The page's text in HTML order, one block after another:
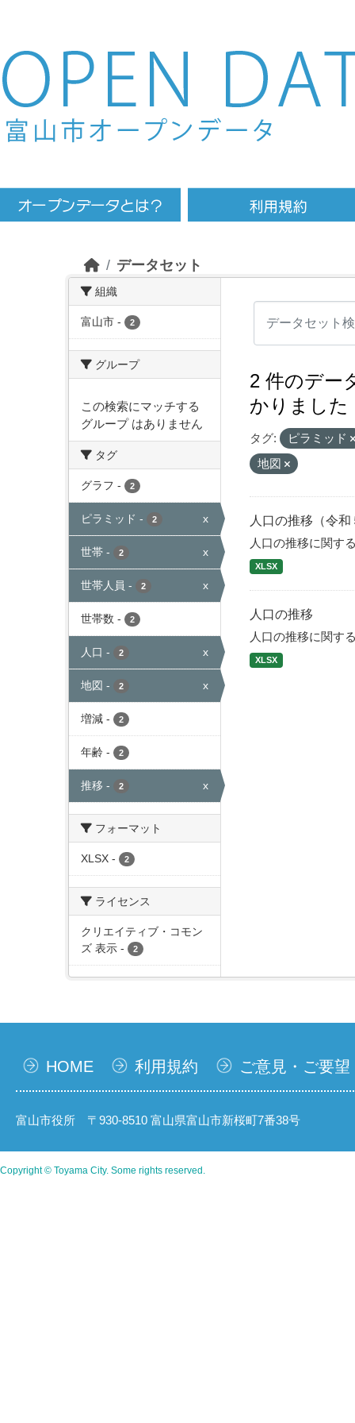
Skip to main content
データセット
組織
富山市 - 2
グループ
この検索にマッチする
グループ はありません
タグ
グラフ - 2
ピラミッド - 2 x
世帯 - 2 x
世帯人員 - 2 x
世帯数 - 2
人口 - 2 x
地図 - 2 x
増減 - 2
年齢 - 2
推移 - 2 x
フォーマット
XLSX - 2
ライセンス
クリエイティブ・コモン
ズ 表示 - 2
2 件のデー
かりました
タグ:
ピラミッド
地図
人口の推移（令和
人口の推移に関す
XLSX
人口の推移
人口の推移に関す
XLSX
HOME 利用規約 ご意見・ご要望
富山市役所 〒930-8510 富山県富山市新桜町7番38号
Copyright © Toyama City. Some rights reserved.